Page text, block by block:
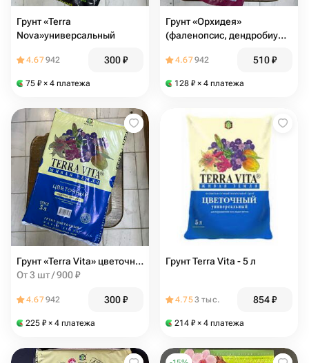
Грунт «Terra
Nova»универсальный
4.67942 300₽
75 ₽ × 4 платежа
Грунт «Орхидея»
(фаленопсис, дендробиум,
4.67942 510₽
128 ₽ × 4 платежа
Грунт «Terra Vita» цветочный 5л
От 3 шт / 900 ₽
4.67942 300₽
225 ₽ × 4 платежа
Грунт Terra Vita - 5 л
4.753 тыс. 854₽
214 ₽ × 4 платежа